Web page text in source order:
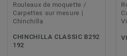
Rouleaux de moquette /
Carpettes sur mesure |
Chinchilla
CHINCHILLA CLASSIC B292
192